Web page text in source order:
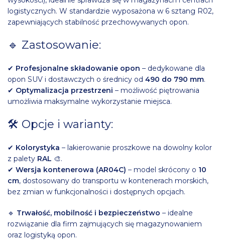
logistycznych. W standardzie wyposażona w 6 sztang R02,
zapewniających stabilność przechowywanych opon.
🔹 Zastosowanie:
✔ Profesjonalne składowanie opon – dedykowane dla
opon SUV i dostawczych o średnicy od490 do 790 mm.
✔ Optymalizacja przestrzeni – możliwość piętrowania
umożliwia maksymalne wykorzystanie miejsca.
🛠 Opcje i warianty:
✔ Kolorystyka – lakierowanie proszkowe na dowolny kolor
z palety RAL 🎨.
✔Wersja kontenerowa (AR04C) – model skrócony o 10
cm, dostosowany do transportu w kontenerach morskich,
bez zmian w funkcjonalności i dostępnych opcjach.
🔹 Trwałość, mobilność i bezpieczeństwo – idealne
rozwiązanie dla firm zajmujących się magazynowaniem
oraz logistyką opon.